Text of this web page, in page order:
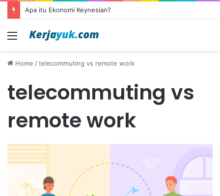
Apa itu Ekonomi Keynesian?
Menu
Home /telecommuting vs remote work
telecommuting vs
remote work